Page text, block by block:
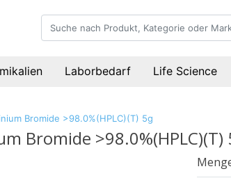
Laborbedarf Life Science
Bromide >98.0%(HPLC)(T) 5g
Bromide >98.0%(HPLC)(T)